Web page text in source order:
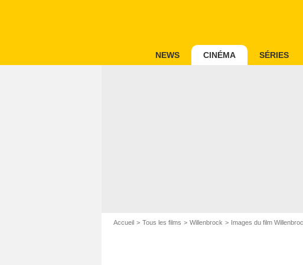
NEWS CINÉMA SÉRIES
Accueil Tous les films Willenbrock Images du film